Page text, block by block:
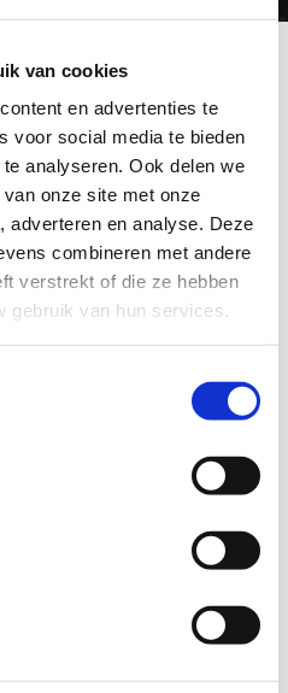
van cookies
en advertenties te
voor social media te bieden
analyseren. Ook delen we
onze site met onze
adverteren en analyse. Deze
combineren met andere
verstrekt of die ze hebben
gebruik van hun services.
Endert